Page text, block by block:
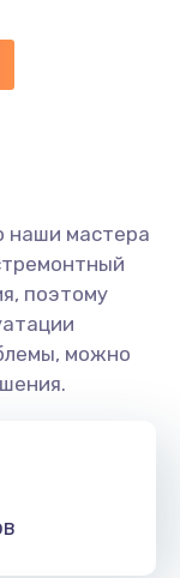
наши мастера
поэтому
можно